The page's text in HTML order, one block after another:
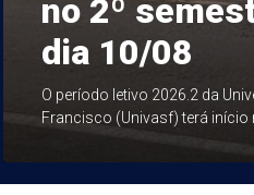
no 2º
dia 10/08
O período letivo 2026.2 da
Francisco (Univasf) terá início